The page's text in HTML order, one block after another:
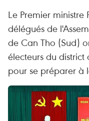
Le Premier ministre
délégués de
de Can Tho (Sud)
électeurs du
pour se préparer à